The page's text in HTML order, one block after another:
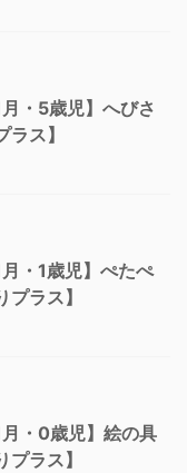
月・5歳児】へびさ
ス】
月・1歳児】ぺたぺ
ラス】
月・0歳児】絵の具
ラス】